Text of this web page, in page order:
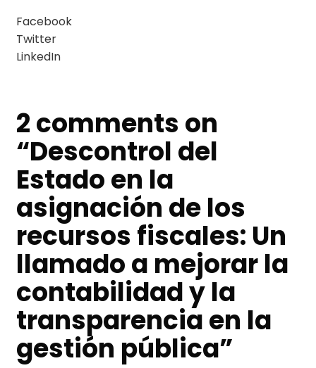
Facebook
Twitter
LinkedIn
2 comments on
“Descontrol del
Estado en la
asignación de los
recursos fiscales: Un
llamado a mejorar la
contabilidad y la
transparencia en la
gestión pública”